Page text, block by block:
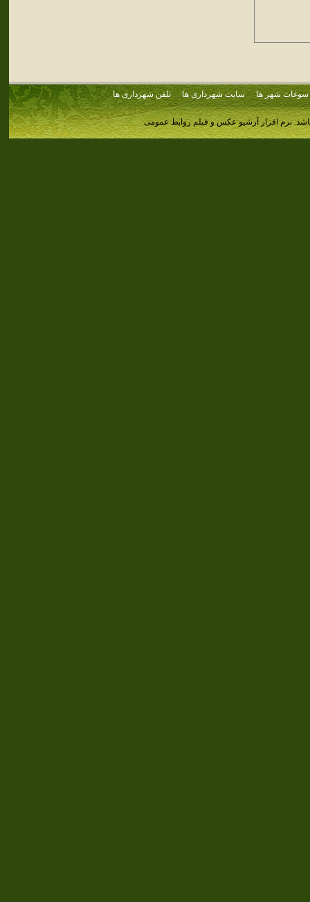
سوغات شهر ها سایت شهرداری ها تلفن شهرداری ها
نرم افزار آرشیو عکس و فیلم روابط عمومی